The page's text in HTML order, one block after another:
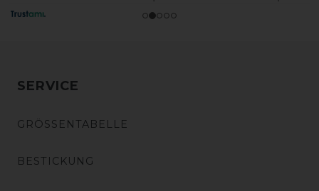
SERVICE
GRÖSSENTABELLE
BESTICKUNG